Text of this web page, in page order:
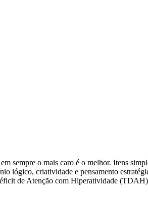
sempre o mais caro é o melhor. Itens
lógico, criatividade e pensamento
de Atenção com Hiperatividade